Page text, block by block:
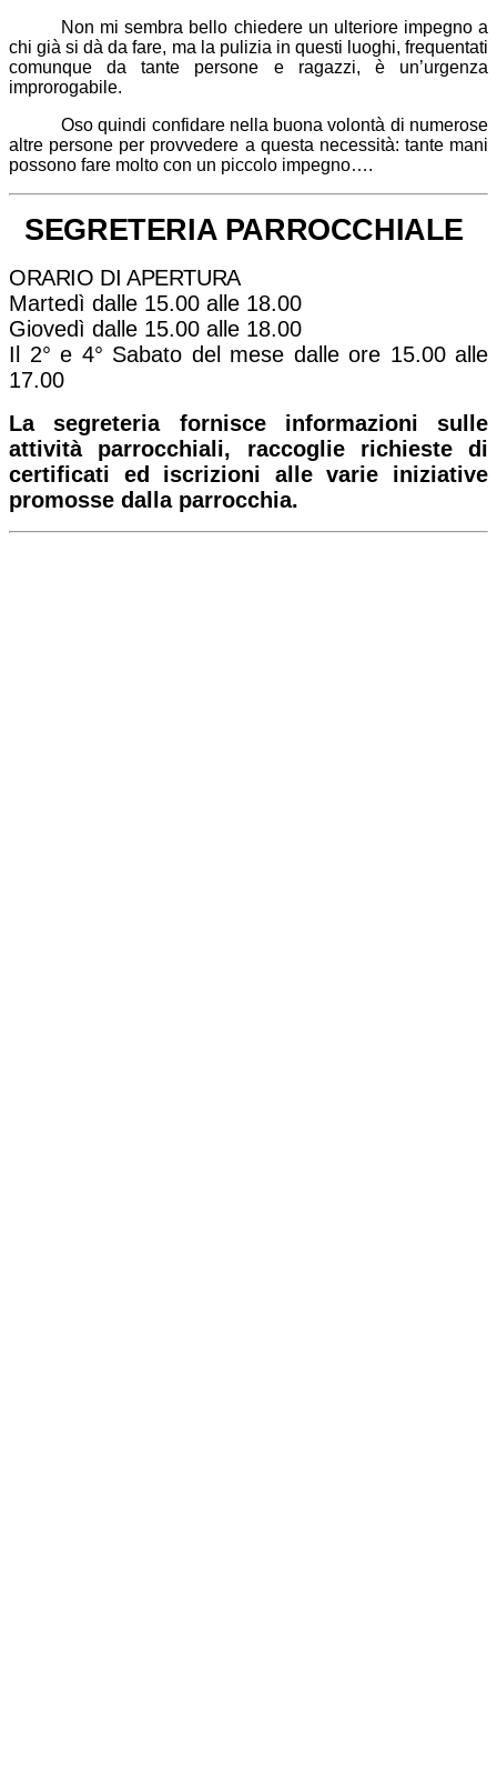
Non mi sembra bello chiedere un ulteriore impegno a
chi già si dà da fare, ma la pulizia in questi luoghi, frequentati
comunque da tante persone e ragazzi, è un’urgenza
improrogabile.
Oso quindi confidare nella buona volontà di numerose
altre persone per provvedere a questa necessità: tante mani
possono fare molto con un piccolo impegno….
SEGRETERIA PARROCCHIALE
ORARIO DI APERTURA
Martedì dalle 15.00 alle 18.00
Giovedì dalle 15.00 alle 18.00
Il 2° e 4° Sabato del mese dalle ore 15.00 alle
17.00
La segreteria fornisce informazioni sulle
attività parrocchiali, raccoglie richieste di
certificati ed iscrizioni alle varie iniziative
promosse dalla parrocchia.